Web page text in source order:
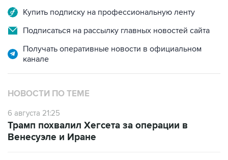
Купить подписку на профессиональную ленту
Подписаться на рассылку главных новостей сайта
Получать оперативные новости в официальном
канале
НОВОСТИ ПО ТЕМЕ
6 августа 21:25
Трамп похвалил Хегсета за операции в
Венесуэле и Иране